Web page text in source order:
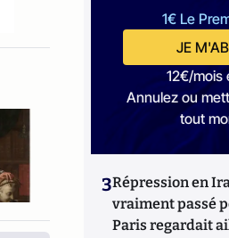
1€ Le
JE
12€/mois
Annulez ou
tout
3Répression en
vraiment passé
Paris regardait